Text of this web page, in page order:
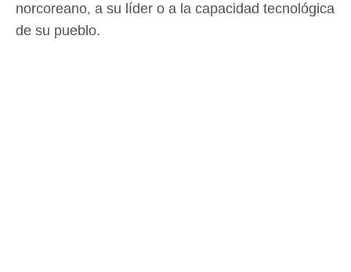
norcoreano, a su líder o a la capacidad tecnológica
de su pueblo.